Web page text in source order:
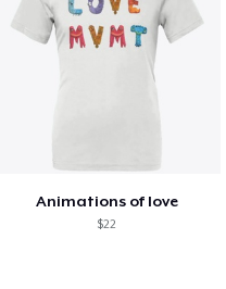
Animations of love
$22